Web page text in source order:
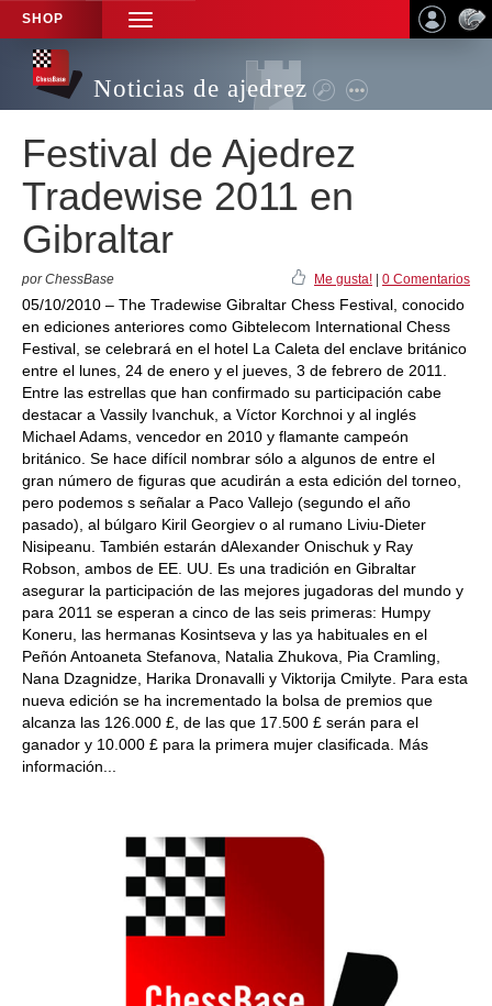
SHOP
TOGGLE
NAVIGATION
Noticias de ajedrez
Festival de Ajedrez
Tradewise 2011 en
Gibraltar
por ChessBase Me gusta! 0 Comentarios
05/10/2010 – The Tradewise Gibraltar Chess Festival, conocido
en ediciones anteriores como Gibtelecom International Chess
Festival, se celebrará en el hotel La Caleta del enclave británico
entre el lunes, 24 de enero y el jueves, 3 de febrero de 2011.
Entre las estrellas que han confirmado su participación cabe
destacar a Vassily Ivanchuk, a Víctor Korchnoi y al inglés
Michael Adams, vencedor en 2010 y flamante campeón
británico. Se hace difícil nombrar sólo a algunos de entre el
gran número de figuras que acudirán a esta edición del torneo,
pero podemos s señalar a Paco Vallejo (segundo el año
pasado), al búlgaro Kiril Georgiev o al rumano Liviu-Dieter
Nisipeanu. También estarán dAlexander Onischuk y Ray
Robson, ambos de EE. UU. Es una tradición en Gibraltar
asegurar la participación de las mejores jugadoras del mundo y
para 2011 se esperan a cinco de las seis primeras: Humpy
Koneru, las hermanas Kosintseva y las ya habituales en el
Peñón Antoaneta Stefanova, Natalia Zhukova, Pia Cramling,
Nana Dzagnidze, Harika Dronavalli y Viktorija Cmilyte. Para esta
nueva edición se ha incrementado la bolsa de premios que
alcanza las 126.000 £, de las que 17.500 £ serán para el
ganador y 10.000 £ para la primera mujer clasificada. Más
información...